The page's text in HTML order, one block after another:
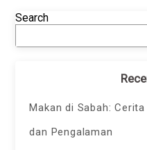
Search
Makan di Sabah:
dan Pengalaman